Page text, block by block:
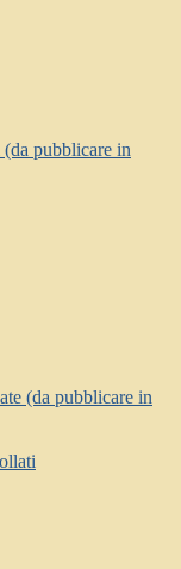
pubblicare in
(da pubblicare in